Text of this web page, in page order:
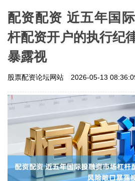
配资配资 近五年国
杆配资开户的执行纪
暴露视
股票配资论坛网站 2026-05-13